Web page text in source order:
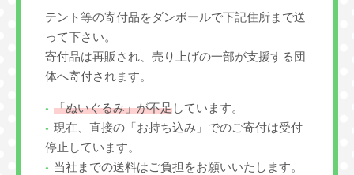
テント等の寄付品をダンボールで下記住所まで送
って下さい。
寄付品は再販され、売り上げの一部が支援する団
体へ寄付されます。
「ぬいぐるみ」が不足しています。
現在、直接の「お持ち込み」でのご寄付は受付
停止しています。
当社までの送料はご負担をお願いいたします。